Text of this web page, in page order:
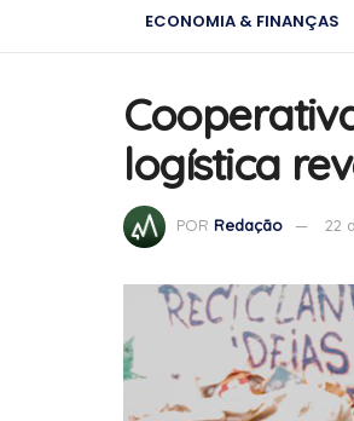
ECONOMIA & FINANÇAS
logística
POR Redação 22